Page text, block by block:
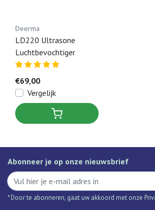
Deerma
LD220 Ultrasone
Luchtbevochtiger
€69,00
Vergelijk
Abonneer je op onze nieuwsbrief
* Door te abonneren, gaat uw akkoord met onze